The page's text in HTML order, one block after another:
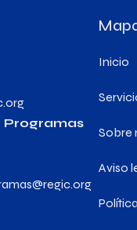
Programas
Inicio
Sobre
Aviso